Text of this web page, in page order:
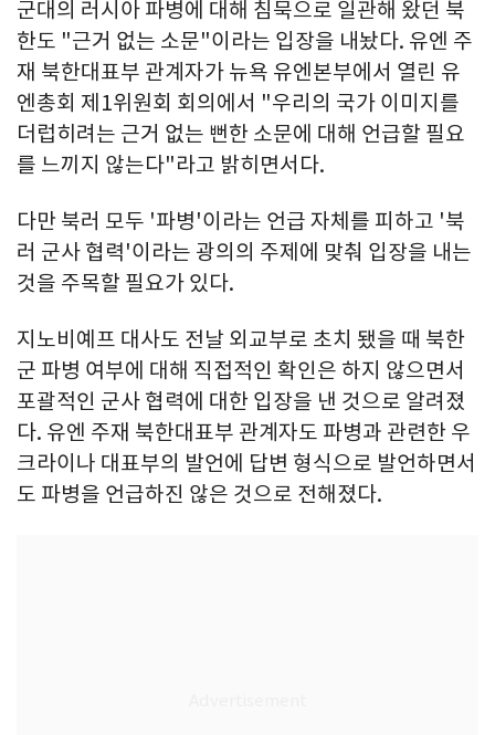
군대의 러시아 파병에 대해 침묵으로 일관해 왔던 북
한도 "근거 없는 소문"이라는 입장을 내놨다. 유엔 주
재 북한대표부 관계자가 뉴욕 유엔본부에서 열린 유
엔총회 제1위원회 회의에서 "우리의 국가 이미지를
더럽히려는 근거 없는 뻔한 소문에 대해 언급할 필요
를 느끼지 않는다"라고 밝히면서다.
다만 북러 모두 '파병'이라는 언급 자체를 피하고 '북
러 군사 협력'이라는 광의의 주제에 맞춰 입장을 내는
것을 주목할 필요가 있다.
지노비예프 대사도 전날 외교부로 초치 됐을 때 북한
군 파병 여부에 대해 직접적인 확인은 하지 않으면서
포괄적인 군사 협력에 대한 입장을 낸 것으로 알려졌
다. 유엔 주재 북한대표부 관계자도 파병과 관련한 우
크라이나 대표부의 발언에 답변 형식으로 발언하면서
도 파병을 언급하진 않은 것으로 전해졌다.